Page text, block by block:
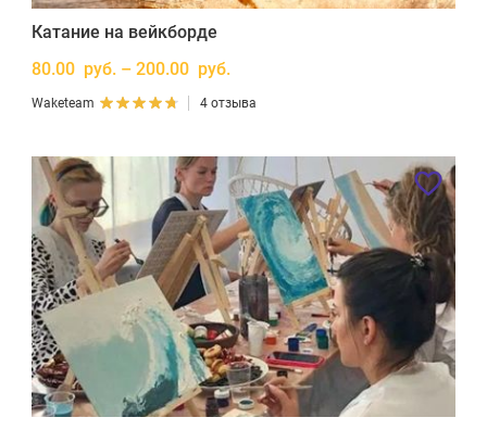
Катание на вейкборде
80.00 руб. – 200.00 руб.
Waketeam 4 отзыва